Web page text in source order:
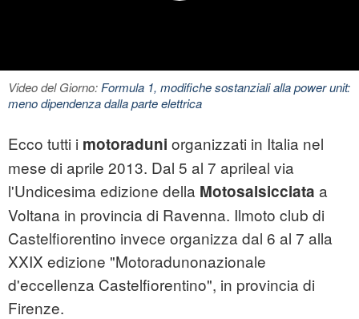
Video del Giorno: Formula 1, modifiche sostanziali alla power unit:
meno dipendenza dalla parte elettrica
Ecco tutti i motoraduni organizzati in Italia nel
mese di aprile 2013. Dal 5 al 7 aprileal via
l'Undicesima edizione della Motosalsicciata a
Voltana in provincia di Ravenna. Ilmoto club di
Castelfiorentino invece organizza dal 6 al 7 alla
XXIX edizione "Motoradunonazionale
d'eccellenza Castelfiorentino", in provincia di
Firenze.